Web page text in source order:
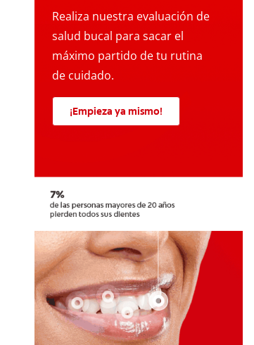
Realiza nuestra evaluación de
salud bucal para sacar el
máximo partido de tu rutina
de cuidado.
¡Empieza ya mismo!